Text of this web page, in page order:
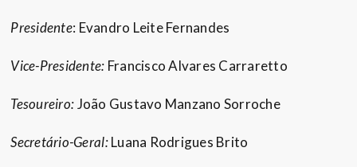
Presidente: Evandro Leite Fernandes
Vice-Presidente: Francisco Alvares Carraretto
Tesoureiro:João Gustavo Manzano Sorroche
Secretário-Geral:Luana Rodrigues Brito